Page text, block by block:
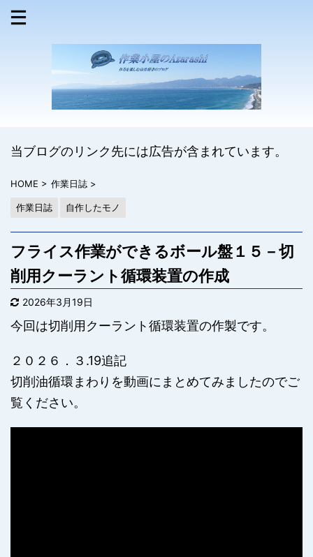
当ブログのリンク先には広告が含まれています。
HOME > 作業日誌 >
作業日誌 自作したモノ
フライス作業ができるボール盤１５－切
削用クーラント循環装置の作成
2026年3月19日
今回は切削用クーラント循環装置の作製です。
２０２６．３.19追記
切削油循環まわりを動画にまとめてみましたのでご
覧ください。